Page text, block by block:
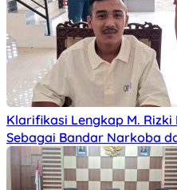
Klarifikasi Lengkap M.
Sebagai Bandar Narkoba